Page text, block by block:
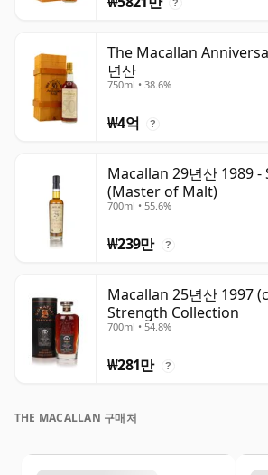
?
The Macallan
년산
750ml • 38.6%
₩4억 ?
Macallan 29년산 1989 -
(Master of Malt)
700ml • 55.6%
₩239만 ?
Macallan 25년산 1997
Strength Collection
700ml • 54.8%
₩281만 ?
THE MACALLAN 구매처